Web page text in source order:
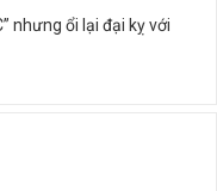
nhưng ổi lại đại kỵ với